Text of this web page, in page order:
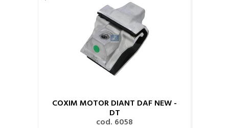
COXIM MOTOR DIANT DAF NEW -
DT
cod. 6058